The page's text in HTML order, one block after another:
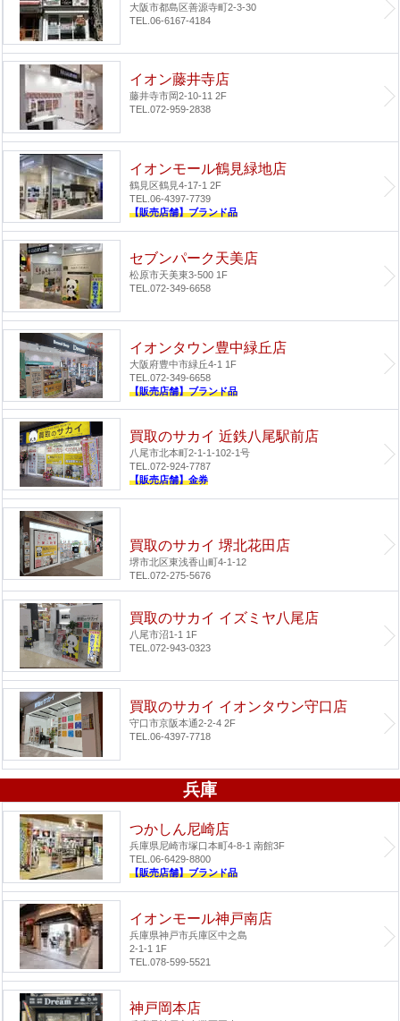
大阪市都島区善源寺町2-3-30
TEL.06-6167-4184
イオン藤井寺店
藤井寺市岡2-10-11 2F
TEL.072-959-2838
イオンモール鶴見緑地店
鶴見区鶴見4-17-1 2F
TEL.06-4397-7739
【販売店舗】ブランド品
セブンパーク天美店
松原市天美東3-500 1F
TEL.072-349-6658
イオンタウン豊中緑丘店
大阪府豊中市緑丘4-1 1F
TEL.072-349-6658
【販売店舗】ブランド品
買取のサカイ 近鉄八尾駅前店
八尾市北本町2-1-1-102-1号
TEL.072-924-7787
【販売店舗】金券
買取のサカイ 堺北花田店
堺市北区東浅香山町4-1-12
TEL.072-275-5676
買取のサカイ イズミヤ八尾店
八尾市沼1-1 1F
TEL.072-943-0323
買取のサカイ イオンタウン守口店
守口市京阪本通2-2-4 2F
TEL.06-4397-7718
兵庫
つかしん尼崎店
兵庫県尼崎市塚口本町4-8-1 南館3F
TEL.06-6429-8800
【販売店舗】ブランド品
イオンモール神戸南店
兵庫県神戸市兵庫区中之島
2-1-1 1F
TEL.078-599-5521
神戸岡本店